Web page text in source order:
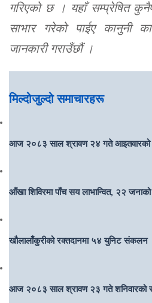
गरिएको छ । यहाँ सम्प्रेषित
साभार गरेको पाईए कानुनी
जानकारी गराउँछौं ।
मिल्दोजुल्दो समाचारहरू
आज २०८३ साल श्रावण २४ गते आइतवारको
आँखा शिविरमा पाँच सय लाभान्वित, २२
खौलालाँकुरीको रक्तदानमा ५४ युनिट संकलन
आज २०८३ साल श्रावण २३ गते शनिवारको